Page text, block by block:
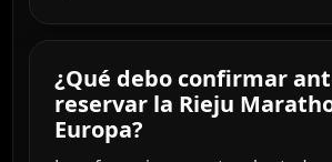
¿Qué debo confirmar
reservar la Rieju
Europa?